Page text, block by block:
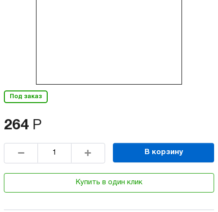
Под заказ
264 Р
В корзину
Купить в один клик